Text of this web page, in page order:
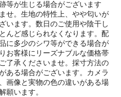
等が生じる場合がございます
せ。生地の特性上、やや匂いが
います。数日のご使用や陰干し
んど感じられなくなります。配
に多少のシワ等ができる場合が
お客様にリーズナブルな価格帯
了承くださいませ。採寸方法の
ある場合がございます。カメラ
画像と実物の色の違いがある場
願います。